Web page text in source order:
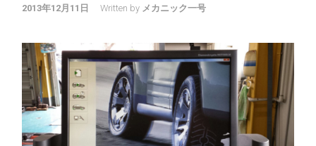
2013年12月11日 Written by メカニック一号